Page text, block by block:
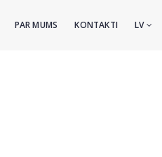
PAR MUMS KONTAKTI LV